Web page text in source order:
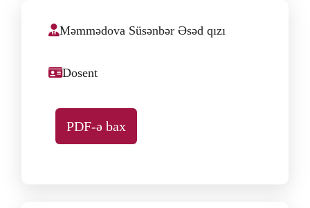
Məmmədova Süsənbər Əsəd qızı
Dosent
PDF-ə bax